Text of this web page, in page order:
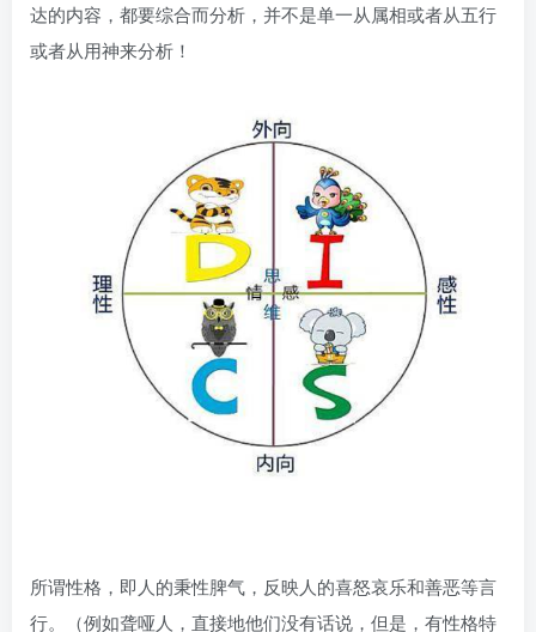
达的内容，都要综合而分析，并不是单一从属相或者从五行
或者从用神来分析！
所谓性格，即人的秉性脾气，反映人的喜怒哀乐和善恶等言
行。（例如聋哑人，直接地他们没有话说，但是，有性格特